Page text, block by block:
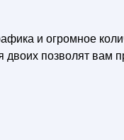
и огромное
позволят вам